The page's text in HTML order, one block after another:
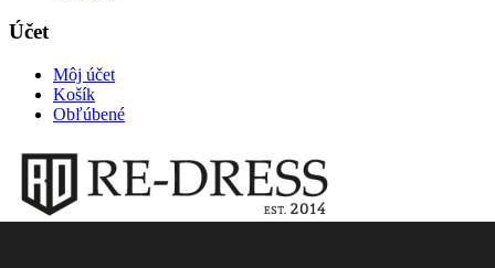
Účet
Môj účet
Košík
Obľúbené